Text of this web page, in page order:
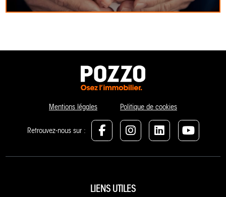
Mentions légales Politique de cookies
Retrouvez-nous sur :
LIENS UTILES